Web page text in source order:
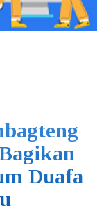
Duafa